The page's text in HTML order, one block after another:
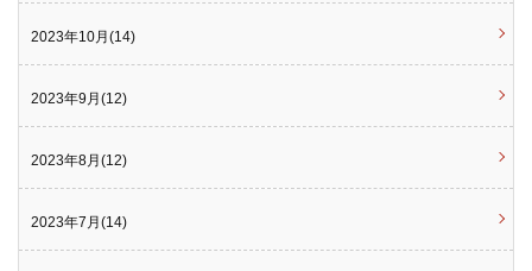
2023年10月(14)
2023年9月(12)
2023年8月(12)
2023年7月(14)